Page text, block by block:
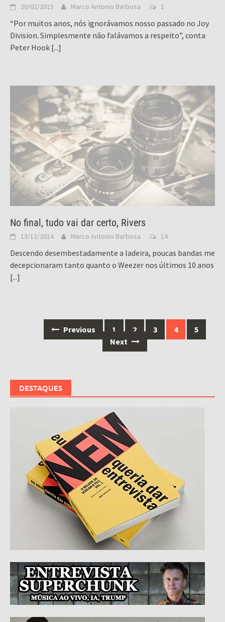
20/02/2015 Marco Antonio Barbosa 1
“Por muitos anos, nós ignorávamos nosso passado no Joy
Division. Simplesmente não falávamos a respeito”, conta
Peter Hook [...]
No final, tudo vai dar certo, Rivers
13/12/2014 Marco Antonio Barbosa 14
Descendo desembestadamente a ladeira, poucas bandas me
decepcionaram tanto quanto o Weezer nos últimos 10 anos
[...]
navigation
Previous 1 2 3 4
5
Next
DESTAQUES